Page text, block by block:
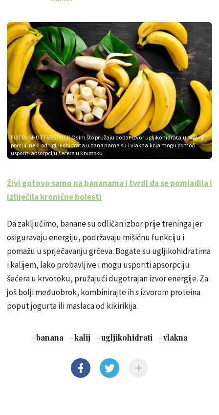
FOTO: SHUTTERSTOCKOsim što pružaju dobar izvor ugljikohidrata u svakoj
porciji, neki od ugljikohidrata u bananama su i vlakna koja mogu pomoći
usporiti apsorpciju šećera u krvotoku
Živi gotovo samo na bananama i tvrdi da se pomladila i
izliječila kronične bolesti
Da zaključimo, banane su odličan izbor prije treninga jer
osiguravaju energiju, podržavaju mišićnu funkciju i
pomažu u sprječavanju grčeva. Bogate su ugljikohidratima
i kalijem, lako probavljive i mogu usporiti apsorpciju
šećera u krvotoku, pružajući dugotrajan izvor energije. Za
još bolji međuobrok, kombinirajte ih s izvorom proteina
poput jogurta ili maslaca od kikirikija.
#banana #kalij #ugljikohidrati #vlakna